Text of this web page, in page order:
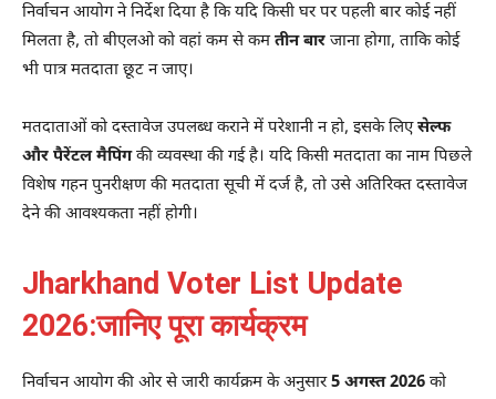
निर्वाचन आयोग ने निर्देश दिया है कि यदि किसी घर पर पहली बार कोई नहीं
मिलता है, तो बीएलओ को वहां कम से कमतीन बार जाना होगा, ताकि कोई
भी पात्र मतदाता छूट न जाए।
मतदाताओं को दस्तावेज उपलब्ध कराने में परेशानी न हो, इसके लिएसेल्फ
और पैरेंटल मैपिंगकी व्यवस्था की गई है। यदि किसी मतदाता का नाम पिछले
विशेष गहन पुनरीक्षण की मतदाता सूची में दर्ज है, तो उसे अतिरिक्त दस्तावेज
देने की आवश्यकता नहीं होगी।
Jharkhand Voter List Update
2026:जानिए पूरा कार्यक्रम
निर्वाचन आयोग की ओर से जारी कार्यक्रम के अनुसार5 अगस्त 2026 को